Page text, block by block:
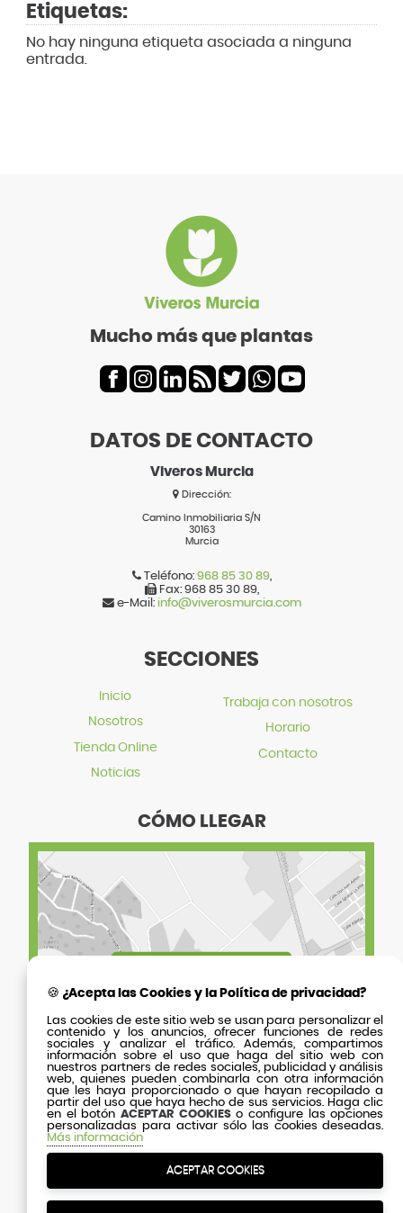
Etiquetas:
No hay ninguna etiqueta asociada a ninguna
entrada.
Mucho más que plantas
DATOS DE CONTACTO
Viveros Murcia
Dirección:
Camino Inmobiliaria S/N
30163
Murcia
Teléfono: 968 85 30 89,
Fax: 968 85 30 89,
e-Mail: info@viverosmurcia.com
SECCIONES
Inicio
Nosotros
Tienda Online
Noticias
Trabaja con nosotros
Horario
Contacto
CÓMO LLEGAR
🍪 ¿Acepta las Cookies y la Política de privacidad?
Las cookies de este sitio web se usan para personalizar el
contenido y los anuncios, ofrecer funciones de redes
sociales y analizar el tráfico. Además, compartimos
información sobre el uso que haga del sitio web con
nuestros partners de redes sociales, publicidad y análisis
web, quienes pueden combinarla con otra información
que les haya proporcionado o que hayan recopilado a
partir del uso que haya hecho de sus servicios. Haga clic
en el botónACEPTAR COOKIESo configure las opciones
personalizadas para activar sólo las cookies deseadas.
Más información
ACEPTAR COOKIES